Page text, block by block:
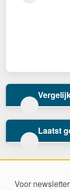
Laatst
Voor